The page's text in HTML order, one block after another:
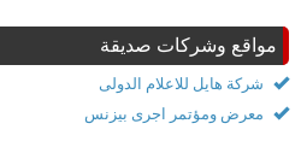
مواقع وشركات صديقة
شركة هايل للاعلام الدولى
معرض ومؤتمر اجرى بيزنس